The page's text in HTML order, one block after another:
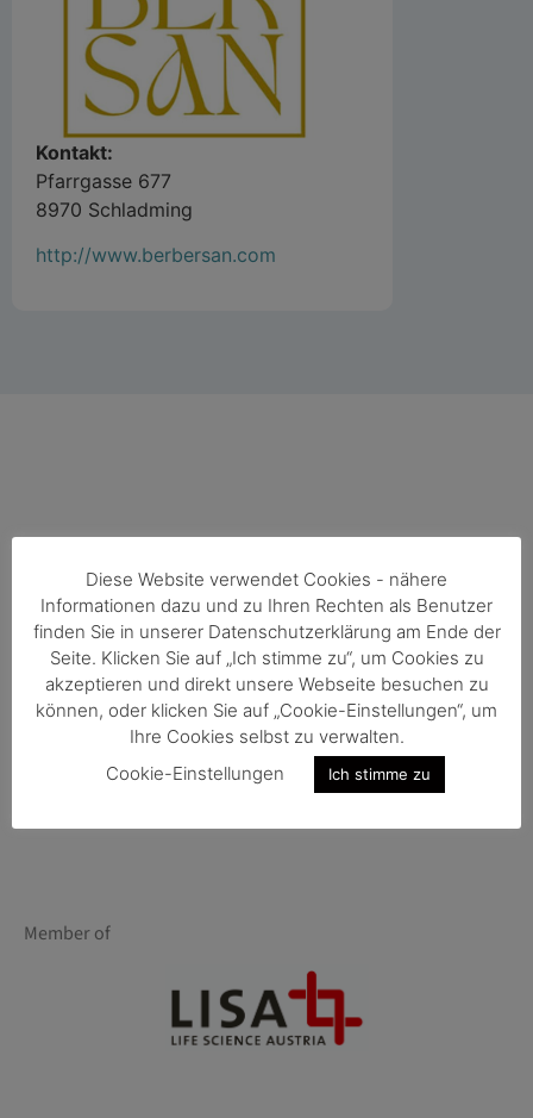
Kontakt:
Pfarrgasse 677
8970 Schladming
http://www.berbersan.com
Funded by
Member of
Diese Website verwendet Cookies - nähere
Informationen dazu und zu Ihren Rechten als Benutzer
finden Sie in unserer Datenschutzerklärung am Ende der
Seite. Klicken Sie auf „Ich stimme zu“, um Cookies zu
akzeptieren und direkt unsere Webseite besuchen zu
können, oder klicken Sie auf „Cookie-Einstellungen“, um
Ihre Cookies selbst zu verwalten.
Cookie-Einstellungen
Ich stimme zu